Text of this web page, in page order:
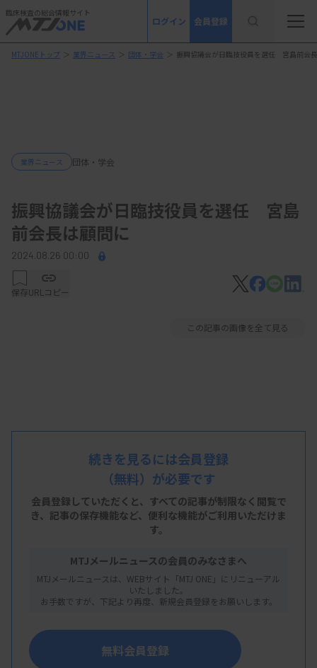
臨床検査の総合情報サイト
ログイン 会員登録
MTJONEトップ ＞ 業界ニュース ＞ 団体・学会 ＞ 振興協議会が日臨技役員を選任 宮島前会
業界ニュース 団体・学会
振興協議会が日臨技役員を選任 宮島
前会長は顧問に
2024.08.26 00:00
保存URLコピー
この記事の画像を全て見る
日本臨床検査振興協議会はこのほど開いた臨時社
続きを見るには会員登録
（無料）が必要です
会員登録していただくと、すべての記事が制限なく閲覧で
き、 記事の保存機能など、便利な機能がご利用いただけま
す。
MTJメールニュースの会員のみなさまへ
MTJメールニュースは、WEBサイト「MTJ ONE」にリニューアル
いたしました。
お手数ですが、下記より再度、新規会員登録をお願いします。
無料会員登録